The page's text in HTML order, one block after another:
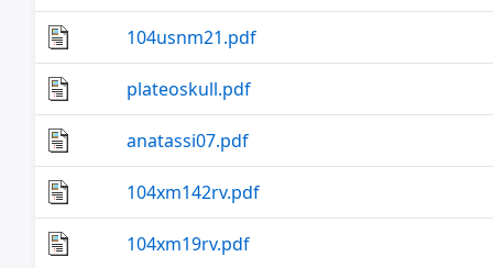
104usnm21.pdf
plateoskull.pdf
anatassi07.pdf
104xm142rv.pdf
104xm19rv.pdf